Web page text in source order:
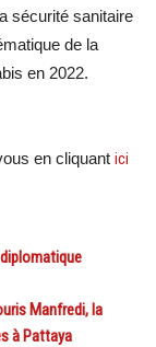
sécurité sanitaire
de la
en 2022.
en cliquant ici
Manfredi, la
à Pattaya